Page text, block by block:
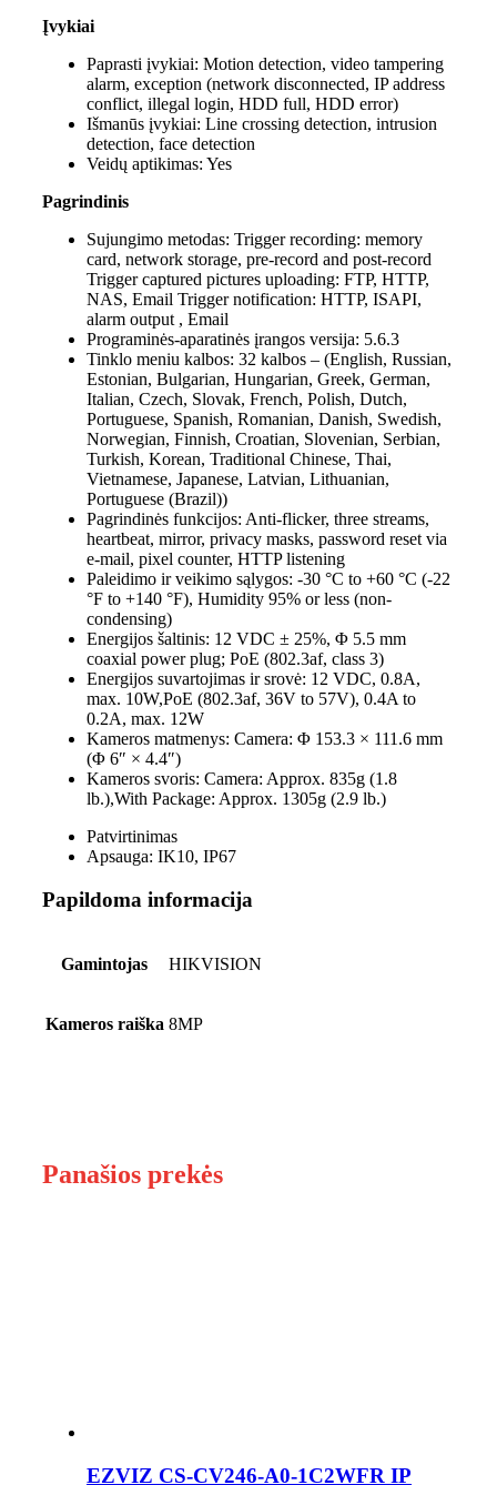
Įvykiai
Paprasti įvykiai: Motion detection, video tampering
alarm, exception (network disconnected, IP address
conflict, illegal login, HDD full, HDD error)
Išmanūs įvykiai: Line crossing detection, intrusion
detection, face detection
Veidų aptikimas: Yes
Pagrindinis
Sujungimo metodas: Trigger recording: memory
card, network storage, pre-record and post-record
Trigger captured pictures uploading: FTP, HTTP,
NAS, Email Trigger notification: HTTP, ISAPI,
alarm output , Email
Programinės-aparatinės įrangos versija: 5.6.3
Tinklo meniu kalbos: 32 kalbos – (English, Russian,
Estonian, Bulgarian, Hungarian, Greek, German,
Italian, Czech, Slovak, French, Polish, Dutch,
Portuguese, Spanish, Romanian, Danish, Swedish,
Norwegian, Finnish, Croatian, Slovenian, Serbian,
Turkish, Korean, Traditional Chinese, Thai,
Vietnamese, Japanese, Latvian, Lithuanian,
Portuguese (Brazil))
Pagrindinės funkcijos: Anti-flicker, three streams,
heartbeat, mirror, privacy masks, password reset via
e-mail, pixel counter, HTTP listening
Paleidimo ir veikimo sąlygos: -30 °C to +60 °C (-22
°F to +140 °F), Humidity 95% or less (non-
condensing)
Energijos šaltinis: 12 VDC ± 25%, Φ 5.5 mm
coaxial power plug; PoE (802.3af, class 3)
Energijos suvartojimas ir srovė: 12 VDC, 0.8A,
max. 10W,PoE (802.3af, 36V to 57V), 0.4A to
0.2A, max. 12W
Kameros matmenys: Camera: Φ 153.3 × 111.6 mm
(Φ 6″ × 4.4″)
Kameros svoris: Camera: Approx. 835g (1.8
lb.),With Package: Approx. 1305g (2.9 lb.)
Patvirtinimas
Apsauga: IK10, IP67
Papildoma informacija
Gamintojas HIKVISION
Kameros raiška 8MP
Panašios prekės
EZVIZ CS-CV246-A0-1C2WFR IP